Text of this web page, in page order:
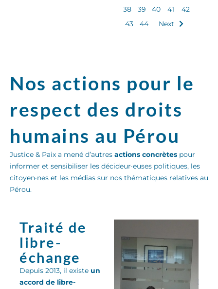
38
39 40 41
42
43
44 Next
Nos actions pour le
respect des droits
humains au Pérou
Justice & Paix a mené d’autres actions concrètes pour
informer et sensibiliser les décideur·euses politiques, les
citoyen·nes et les médias sur nos thématiques relatives au
Pérou.
Traité de
libre-
échange
Depuis 2013, il existe un
accord de libre-